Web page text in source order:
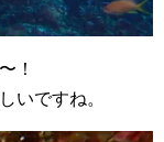
！
いですね。